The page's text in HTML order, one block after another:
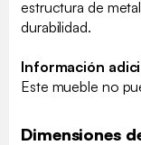
estructura de
durabilidad.
Información
Este mueble no
Dimensiones